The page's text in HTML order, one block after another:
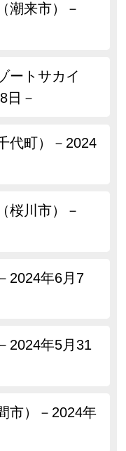
潮来市）－
ートサカイ
日－
代町）－2024
桜川市）－
2024年6月7
2024年5月31
市）－2024年